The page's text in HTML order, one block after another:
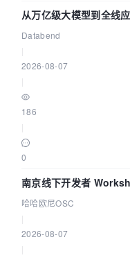
从万亿级大模型到全线
企业构建全链路 Trace
Databend
2026-08-07
186
0
南京线下开发者
智能 Agent 应用
哈哈欧尼OSC
2026-08-07